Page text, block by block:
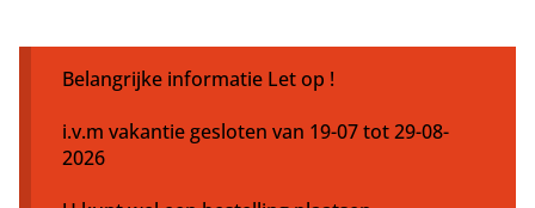
Belangrijke informatie Let op !
i.v.m vakantie gesloten van 19-07 tot 29-08-
2026